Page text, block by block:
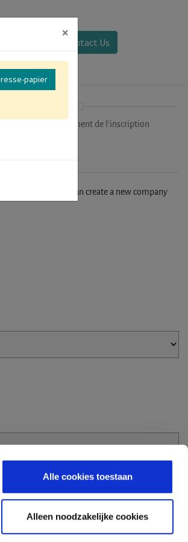
Alle cookies toestaan
Alleen noodzakelijke cookies
Contact Us
Finalisation/Paiement de l'inscription
database, you can create a new company
×
papier